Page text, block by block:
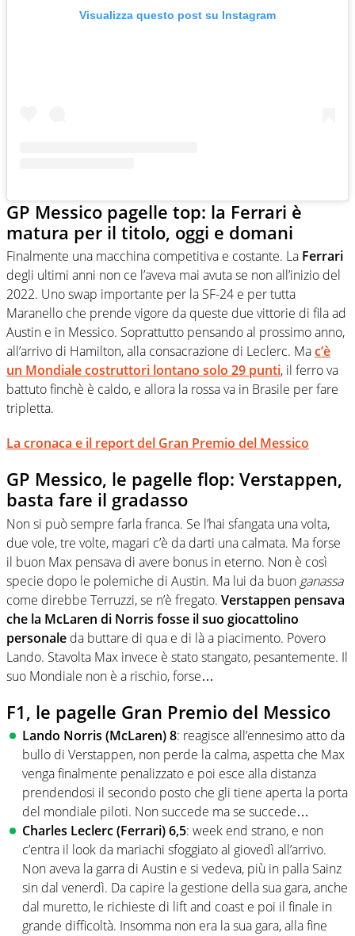
Visualizza questo post su Instagram
GP Messico pagelle top: la Ferrari è
matura per il titolo, oggi e domani
Finalmente una macchina competitiva e costante. La Ferrari
degli ultimi anni non ce l’aveva mai avuta se non all’inizio del
2022. Uno swap importante per la SF-24 e per tutta
Maranello che prende vigore da queste due vittorie di fila ad
Austin e in Messico. Soprattutto pensando al prossimo anno,
all’arrivo di Hamilton, alla consacrazione di Leclerc. Mac’è
un Mondiale costruttori lontano solo 29 punti, il ferro va
battuto finchè è caldo, e allora la rossa va in Brasile per fare
tripletta.
La cronaca e il report del Gran Premio del Messico
GP Messico, le pagelle flop: Verstappen,
basta fare il gradasso
Non si può sempre farla franca. Se l’hai sfangata una volta,
due vole, tre volte, magari c’è da darti una calmata. Ma forse
il buon Max pensava di avere bonus in eterno. Non è così
specie dopo le polemiche di Austin. Ma lui da buon ganassa
come direbbe Terruzzi, se n’è fregato. Verstappen pensava
che la McLaren di Norris fosse il suo giocattolino
personale da buttare di qua e di là a piacimento. Povero
Lando. Stavolta Max invece è stato stangato, pesantemente. Il
suo Mondiale non è a rischio, forse…
F1, le pagelle Gran Premio del Messico
Lando Norris (McLaren) 8: reagisce all’ennesimo atto da
bullo di Verstappen, non perde la calma, aspetta che Max
venga finalmente penalizzato e poi esce alla distanza
prendendosi il secondo posto che gli tiene aperta la porta
del mondiale piloti. Non succede ma se succede…
Charles Leclerc (Ferrari) 6,5: week end strano, e non
c’entra il look da mariachi sfoggiato al giovedì all’arrivo.
Non aveva la garra di Austin e si vedeva, più in palla Sainz
sin dal venerdì. Da capire la gestione della sua gara, anche
dal muretto, le richieste di lift and coast e poi il finale in
grande difficoltà. Insomma non era la sua gara, alla fine